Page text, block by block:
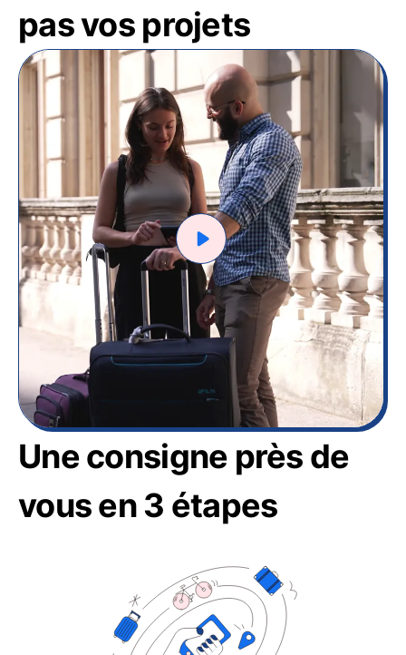
pas vos projets
Une consigne près de
vous en 3 étapes